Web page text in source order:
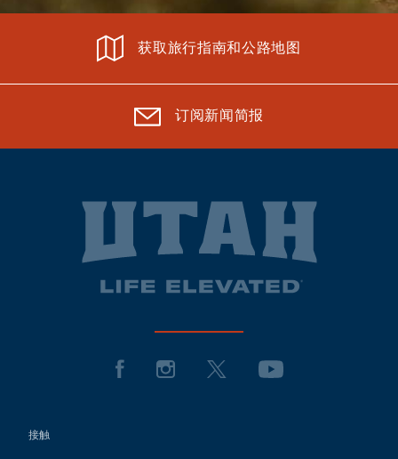
获取旅行指南和公路地图
订阅新闻简报
接触